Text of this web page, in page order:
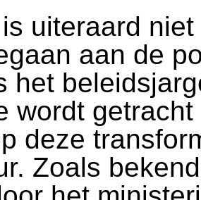
uiteraard niet
aan de
het
wordt
deze
Zoals